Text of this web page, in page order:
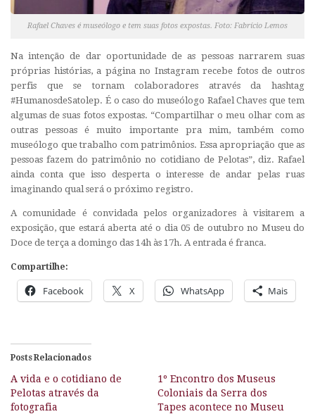
Rafael Chaves é museólogo e tem suas fotos expostas. Foto: Fabrício Lemos
Na intenção de dar oportunidade de as pessoas narrarem suas
próprias histórias, a página no Instagram recebe fotos de outros
perfis que se tornam colaboradores através da hashtag
#HumanosdeSatolep. É o caso do museólogo Rafael Chaves que tem
algumas de suas fotos expostas. “Compartilhar o meu olhar com as
outras pessoas é muito importante pra mim, também como
museólogo que trabalho com patrimônios. Essa apropriação que as
pessoas fazem do patrimônio no cotidiano de Pelotas”, diz. Rafael
ainda conta que isso desperta o interesse de andar pelas ruas
imaginando qual será o próximo registro.
A comunidade é convidada pelos organizadores à visitarem a
exposição, que estará aberta até o dia 05 de outubro no Museu do
Doce de terça a domingo das 14h às 17h. A entrada é franca.
Compartilhe:
Facebook X WhatsApp Mais
Posts Relacionados
A vida e o cotidiano de
Pelotas através da
fotografia
1º Encontro dos Museus
Coloniais da Serra dos
Tapes acontece no Museu